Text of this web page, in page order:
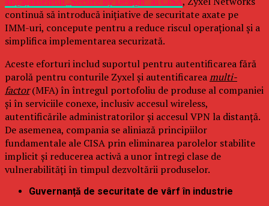
continuă să introducă inițiative de securitate axate pe
IMM-uri, concepute pentru a reduce riscul operațional și a
simplifica implementarea securizată.
Aceste eforturi includ suportul pentru autentificarea fără
parolă pentru conturile Zyxel și autentificareamulti-
factor(MFA) în întregul portofoliu de produse al companiei
și în serviciile conexe, inclusiv accesul wireless,
autentificările administratorilor și accesul VPN la distanță.
De asemenea, compania se aliniază principiilor
fundamentale ale CISA prin eliminarea parolelor stabilite
implicit și reducerea activă a unor întregi clase de
vulnerabilități în timpul dezvoltării produselor.
Guvernanță de securitate de vârf în industrie